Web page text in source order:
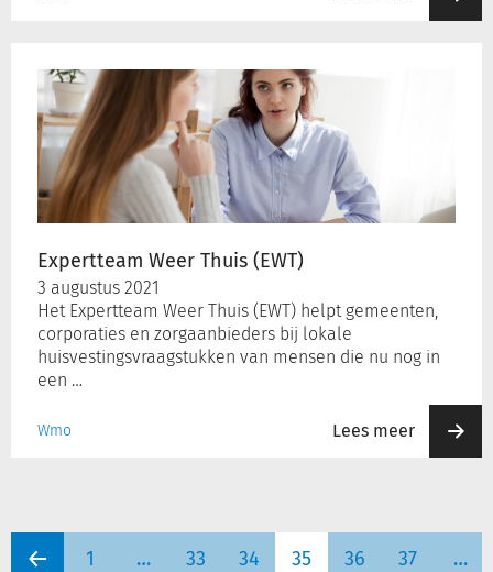
Expertteam Weer Thuis (EWT)
3 augustus 2021
Het Expertteam Weer Thuis (EWT) helpt gemeenten,
corporaties en zorgaanbieders bij lokale
huisvestingsvraagstukken van mensen die nu nog in
een …
Wmo Lees meer
Weer
Thuis
(EWT)
1 … 33 34 35 36 37 …